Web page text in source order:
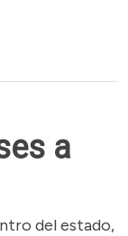
a
del estado,